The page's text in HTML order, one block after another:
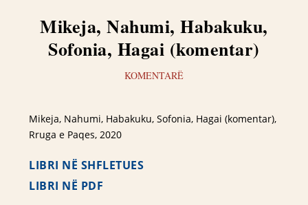
Mikeja, Nahumi, Habakuku,
Sofonia, Hagai (komentar)
KOMENTARË
Mikeja, Nahumi, Habakuku, Sofonia, Hagai (komentar),
Rruga e Paqes, 2020
LIBRI NË SHFLETUES
LIBRI NË PDF